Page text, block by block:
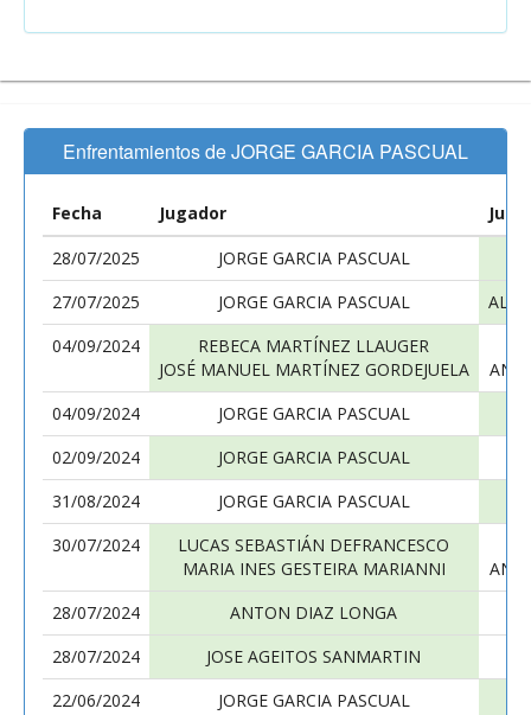
Enfrentamientos de JORGE GARCIA PASCUAL
Fecha Jugador
28/07/2025
JORGE GARCIA PASCUAL
27/07/2025
JORGE GARCIA PASCUAL
04/09/2024
REBECA MARTÍNEZ LLAUGER
JOSÉ MANUEL MARTÍNEZ GORDEJUELA
ANA
04/09/2024
JORGE GARCIA PASCUAL
02/09/2024
JORGE GARCIA PASCUAL
31/08/2024
JORGE GARCIA PASCUAL
30/07/2024
LUCAS SEBASTIÁN DEFRANCESCO
MARIA INES GESTEIRA MARIANNI
ANA
28/07/2024
ANTON DIAZ LONGA
28/07/2024
JOSE AGEITOS SANMARTIN
22/06/2024
JORGE GARCIA PASCUAL